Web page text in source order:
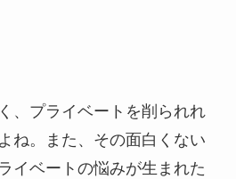
、プライベートを削られれ
ね。また、その面白くない
イベートの悩みが生まれた